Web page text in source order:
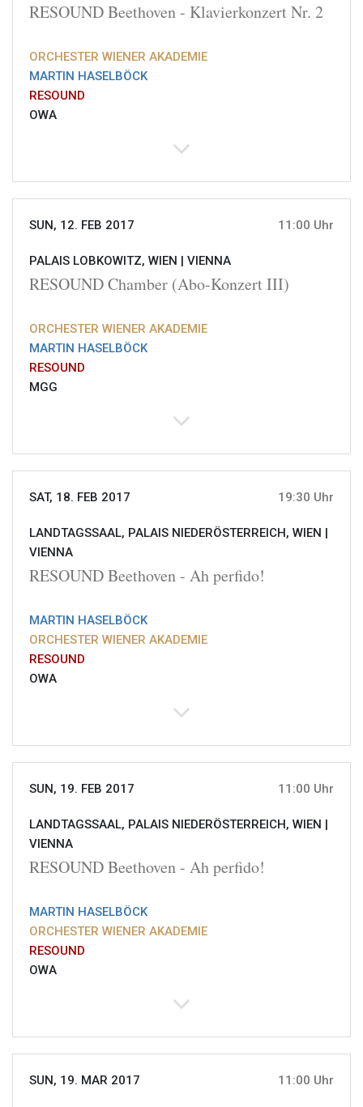
RESOUND Beethoven - Klavierkonzert Nr. 2
ORCHESTER WIENER AKADEMIE
MARTIN HASELBÖCK
RESOUND
OWA
SUN, 12. FEB 2017 11:00 Uhr
PALAIS LOBKOWITZ, WIEN | VIENNA
RESOUND Chamber (Abo-Konzert III)
ORCHESTER WIENER AKADEMIE
MARTIN HASELBÖCK
RESOUND
MGG
SAT, 18. FEB 2017 19:30 Uhr
LANDTAGSSAAL, PALAIS NIEDERÖSTERREICH, WIEN |
VIENNA
RESOUND Beethoven - Ah perfido!
MARTIN HASELBÖCK
ORCHESTER WIENER AKADEMIE
RESOUND
OWA
SUN, 19. FEB 2017 11:00 Uhr
LANDTAGSSAAL, PALAIS NIEDERÖSTERREICH, WIEN |
VIENNA
RESOUND Beethoven - Ah perfido!
MARTIN HASELBÖCK
ORCHESTER WIENER AKADEMIE
RESOUND
OWA
SUN, 19. MAR 2017 11:00 Uhr